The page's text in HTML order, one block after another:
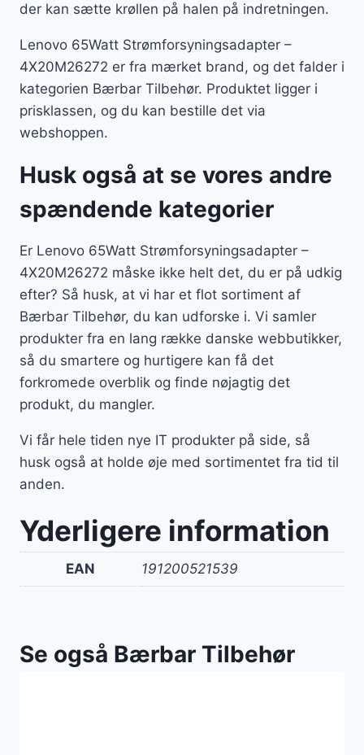
der kan sætte krøllen på halen på indretningen.
Lenovo 65Watt Strømforsyningsadapter –
4X20M26272 er fra mærket brand, og det falder i
kategorien Bærbar Tilbehør. Produktet ligger i
prisklassen, og du kan bestille det via
webshoppen.
Husk også at se vores andre
spændende kategorier
Er Lenovo 65Watt Strømforsyningsadapter –
4X20M26272 måske ikke helt det, du er på udkig
efter? Så husk, at vi har et flot sortiment af
Bærbar Tilbehør, du kan udforske i. Vi samler
produkter fra en lang række danske webbutikker,
så du smartere og hurtigere kan få det
forkromede overblik og finde nøjagtig det
produkt, du mangler.
Vi får hele tiden nye IT produkter på side, så
husk også at holde øje med sortimentet fra tid til
anden.
Yderligere information
EAN 191200521539
Se også Bærbar Tilbehør